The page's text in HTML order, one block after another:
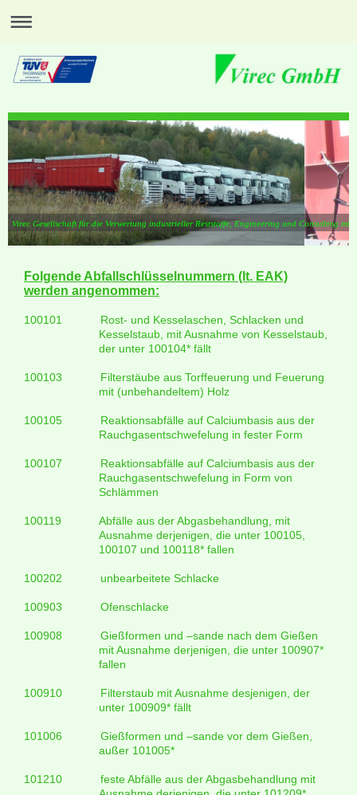
Virec Gesellschaft für die Verwertung industrieller Reststoffe, Engineering und Consulting
Folgende Abfallschlüsselnummern (lt. EAK)
werden angenommen:
100101
Rost- und Kesselaschen, Schlacken und
Kesselstaub, mit Ausnahme von Kesselstaub,
der unter 100104* fällt
100103
Filterstäube aus Torffeuerung und Feuerung
mit (unbehandeltem) Holz
100105
Reaktionsabfälle auf Calciumbasis aus der
Rauchgasentschwefelung in fester Form
100107
Reaktionsabfälle auf Calciumbasis aus der
Rauchgasentschwefelung in Form von
Schlämmen
100119
Abfälle aus der Abgasbehandlung, mit
Ausnahme derjenigen, die unter 100105,
100107 und 100118* fallen
100202 unbearbeitete Schlacke
100903 Ofenschlacke
100908
Gießformen und –sande nach dem Gießen
mit Ausnahme derjenigen, die unter 100907*
fallen
100910
Filterstaub mit Ausnahme desjenigen, der
unter 100909* fällt
101006
Gießformen und –sande vor dem Gießen,
außer 101005*
101210
feste Abfälle aus der Abgasbehandlung mit